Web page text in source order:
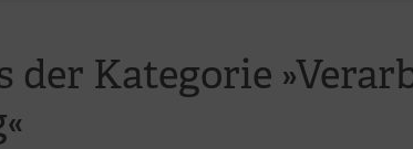
der Kategorie